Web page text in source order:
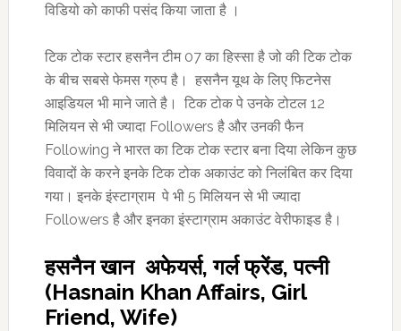
विडियो को काफी पसंद किया जाता है ।
टिक टोक स्टार हसनैन टीम 07 का हिस्सा है जो की टिक टोक
के बीच सबसे फेमस ग्रुप है। हसनैन यूथ के लिए फिटनेस
आइडियल भी माने जाते है। टिक टोक पे उनके टोटल 12
मिलियन से भी ज्यादा Followers है और उनकी फैन
Following ने भारत का टिक टोक स्टार बना दिया लेकिन कुछ
विवादों के करने इनके टिक टोक अकाउंट को निलंबित कर दिया
गया। इनके इंस्टाग्राम पे भी 5 मिलियन से भी ज्यादा
Followers है और इनका इंस्टाग्राम अकाउंट वेरीफाइड है।
हसनैन खान अफेयर्स, गर्ल फ्रेंड, पत्नी
(Hasnain Khan Affairs, Girl
Friend, Wife)